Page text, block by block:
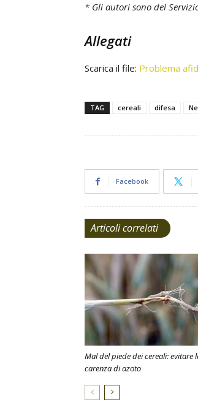
* Gli autori sono del
Allegati
Scarica il file: Problema
TAG cereali difesa
Facebook
Articoli correlati
Mal del piede dei cereali: evitare
carenza di azoto